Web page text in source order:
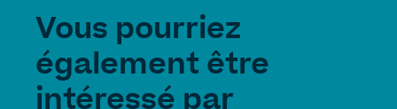
Vous pourriez
également être
intéressé par